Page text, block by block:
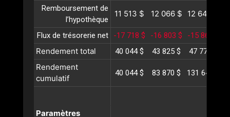
Remboursement de
l’hypothèque
11 513 $ 12 066 $ 12 646 $
Flux de trésorerie net -17 718 $ -16 803 $ -15 860 $
Rendement total 40 044 $ 43 825 $ 47 777 $
Rendement
cumulatif
40 044 $ 83 870 $ 131 648 $
Paramètres